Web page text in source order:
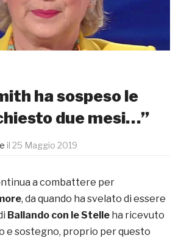
ha sospeso le
due mesi…”
il 25 Maggio 2019
a combattere per
, da quando ha svelato di essere
Ballando con le Stelle ha ricevuto
e sostegno, proprio per questo